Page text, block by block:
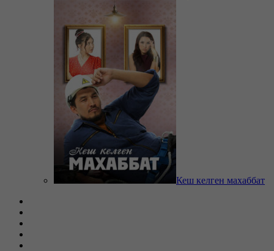
Кеш келген махаббат